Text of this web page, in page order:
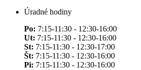
Úradné hodiny
Po: 7:15-11:30 - 12:30-16:00
Ut: 7:15-11:30 - 12:30-16:00
St: 7:15-11:30 - 12:30-17:00
Št: 7:15-11:30 - 12:30-16:00
Pi: 7:15-11:30 - 12:30-16:00